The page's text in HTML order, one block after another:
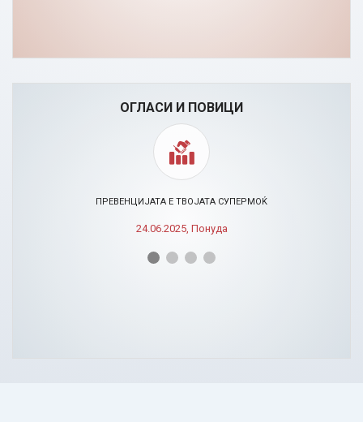
ОГЛАСИ И ПОВИЦИ
ПРЕВЕНЦИЈАТА Е ТВОЈАТА СУПЕРМОЌ
24.06.2025, Понуда